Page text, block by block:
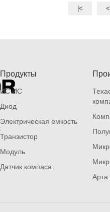
|<
Продукты
ИС ИС
Диод
Электрическая емкость
Транзистор
Модуль
Датчик компаса
Арта